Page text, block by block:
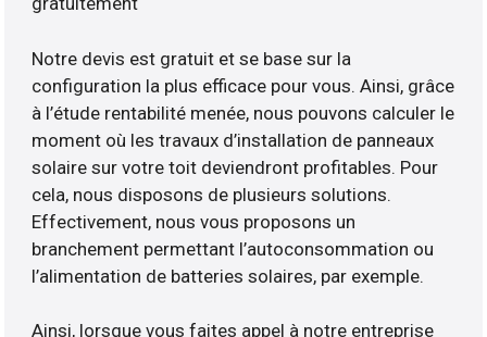
Notre devis est gratuit et se base sur la
configuration la plus efficace pour vous. Ainsi, grâce
à l’étude rentabilité menée, nous pouvons calculer le
moment où les travaux d’installation de panneaux
solaire sur votre toit deviendront profitables. Pour
cela, nous disposons de plusieurs solutions.
Effectivement, nous vous proposons un
branchement permettant l’autoconsommation ou
l’alimentation de batteries solaires, par exemple.
Ainsi, lorsque vous faites appel à notre entreprise